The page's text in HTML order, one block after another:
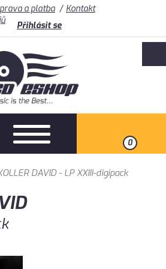
a platba
Kontakt
Přihlásit se
0
DAVID - LP XXIII-digipack